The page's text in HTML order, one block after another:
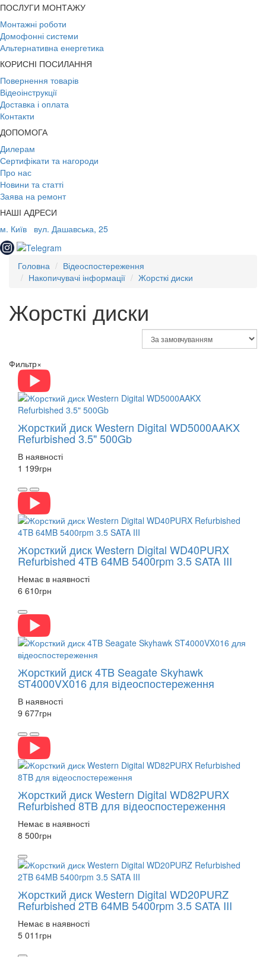
ПОСЛУГИ МОНТАЖУ
Монтажні роботи
Домофонні системи
Альтернативна енергетика
КОРИСНІ ПОСИЛАННЯ
Повернення товарів
Відеоінструкції
Доставка і оплата
Контакти
ДОПОМОГА
Дилерам
Сертифікати та нагороди
Про нас
Новини та статті
Заява на ремонт
НАШІ АДРЕСИ
м. Київ
вул. Дашавська, 25
Головна
Відеоспостереження
Накопичувачі інформації
Жорсткі диски
Жорсткі диски
Фильтр×
Жорсткий диск Western Digital WD5000AAKX
Refurbished 3.5" 500Gb
В наявності
1 199грн
Жорсткий диск Western Digital WD40PURX
Refurbished 4TB 64MB 5400rpm 3.5 SATA III
Немає в наявності
6 610грн
Жорсткий диск 4TB Seagate Skyhawk
ST4000VX016 для відеоспостереження
В наявності
9 677грн
Жорсткий диск Western Digital WD82PURX
Refurbished 8TB для відеоспостереження
Немає в наявності
8 500грн
Жорсткий диск Western Digital WD20PURZ
Refurbished 2TB 64MB 5400rpm 3.5 SATA III
Немає в наявності
5 011 грн